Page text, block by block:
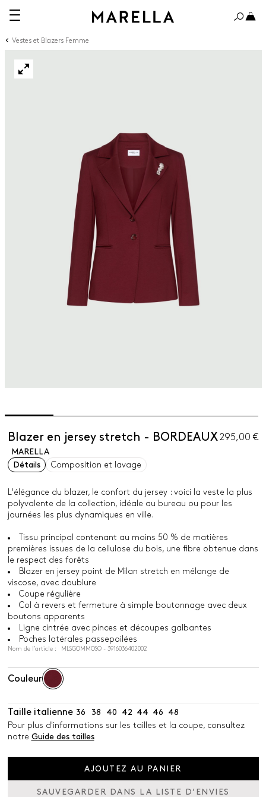
Vestes et Blazers Femme
Blazer en jersey stretch - BORDEAUX 295,00 €
MARELLA
Détails
Composition et lavage
L'élégance du blazer, le confort du jersey : voici la veste la plus
polyvalente de la collection, idéale au bureau ou pour les
journées les plus dynamiques en ville.
Tissu principal contenant au moins 50 % de matières
premières issues de la cellulose du bois, une fibre obtenue dans
le respect des forêts
Blazer en jersey point de Milan stretch en mélange de
viscose, avec doublure
Coupe régulière
Col à revers et fermeture à simple boutonnage avec deux
boutons apparents
Ligne cintrée avec pinces et découpes galbantes
Poches latérales passepoilées
Nom de l’article : MLSGOMMOSO - 3916036402002
Couleur
Taille italienne 36 38 40 42 44 46
48
Pour plus d'informations sur les tailles et la coupe, consultez
notre Guide des tailles
AJOUTEZ AU PANIER
SAUVEGARDER DANS LA LISTE D’ENVIES